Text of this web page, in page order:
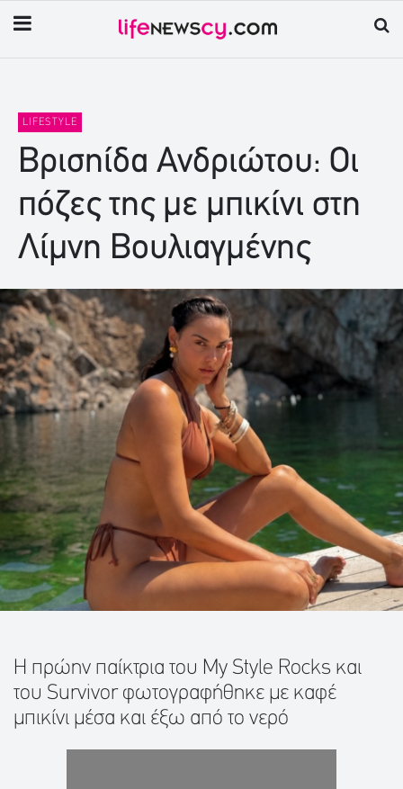
LIFESTYLE
Βρισηίδα Ανδριώτου: Οι
πόζες της με μπικίνι στη
Λίμνη Βουλιαγμένης
Η πρώην παίκτρια του My Style Rocks και
του Survivor φωτογραφήθηκε με καφέ
μπικίνι μέσα και έξω από το νερό